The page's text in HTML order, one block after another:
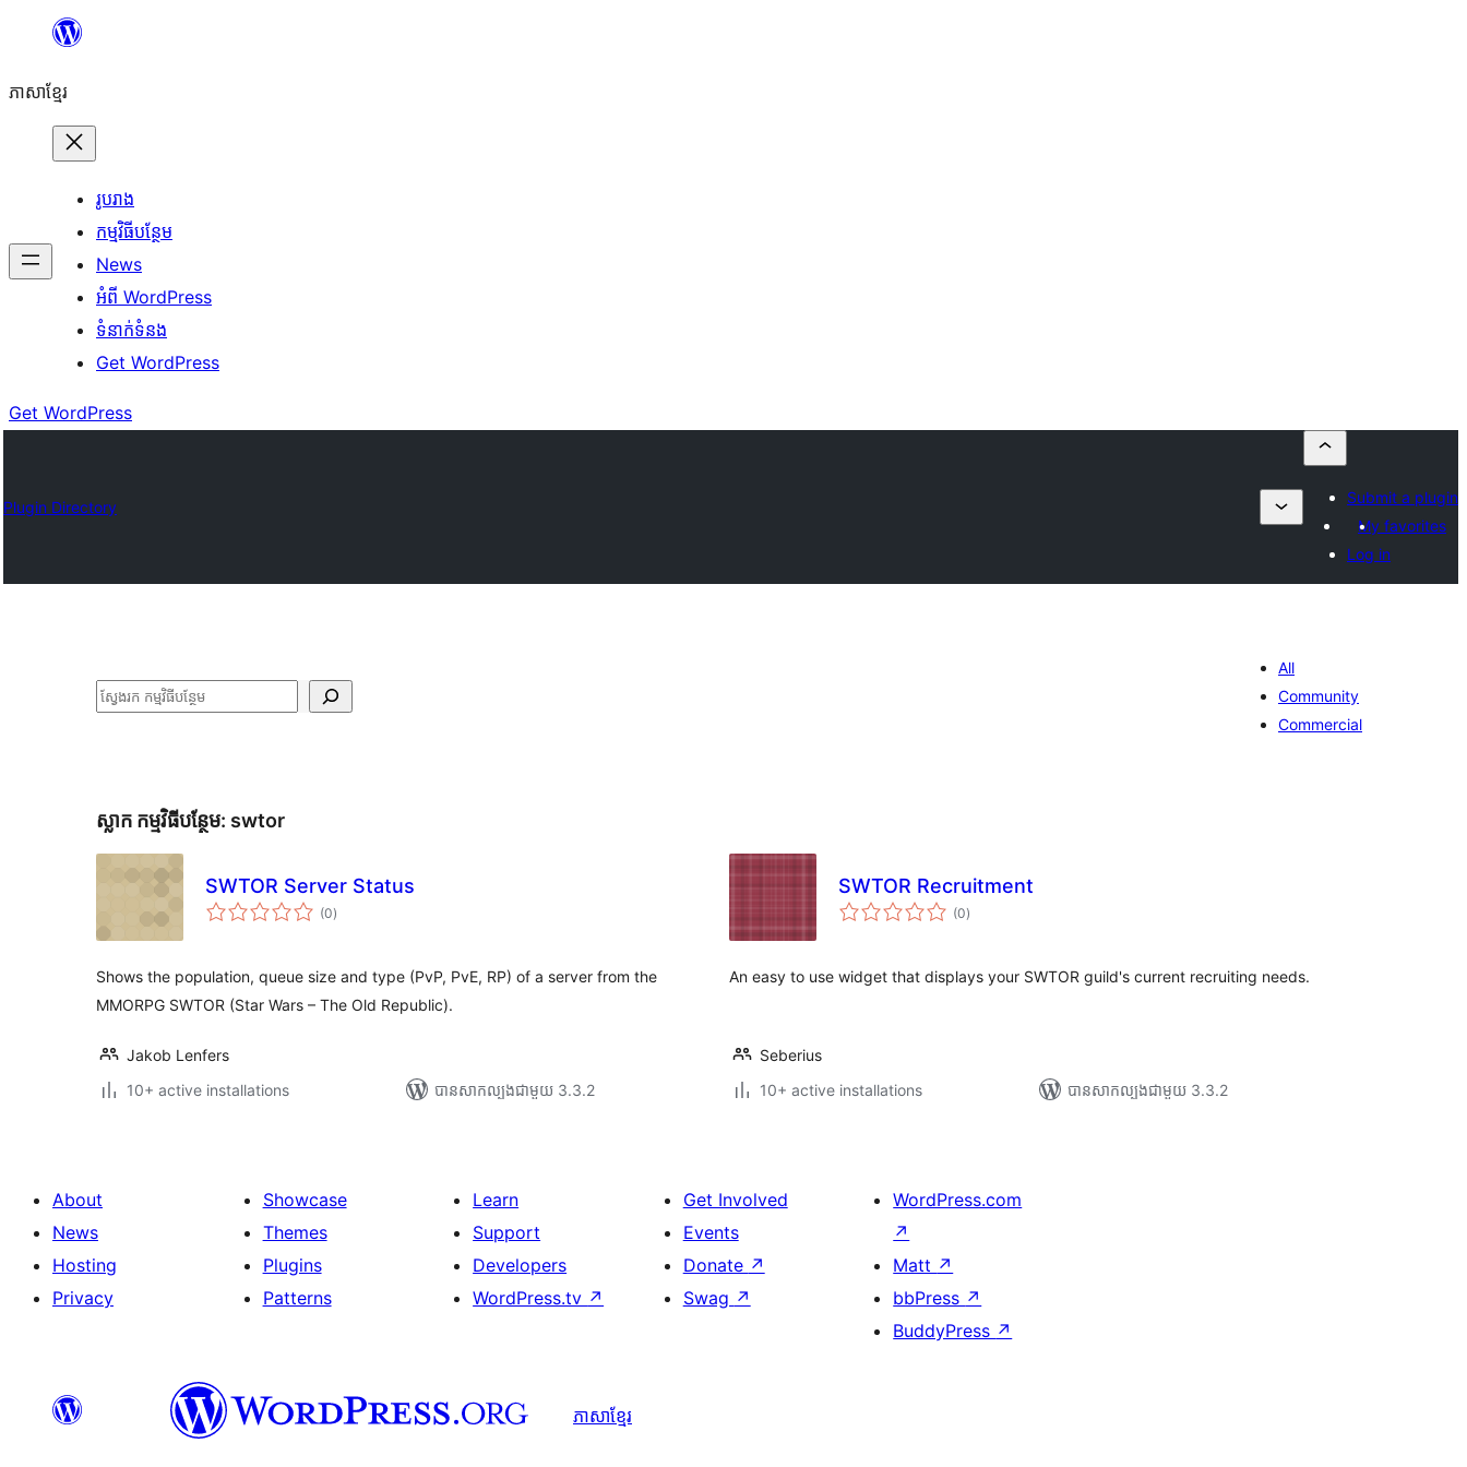
content
ភាសា​ខ្មែរ
រូបរាង
កម្មវិធីបន្ថែម
News
អំពី WordPress
ទំនាក់​ទំនង
Get WordPress
Get WordPress
Plugin Directory
Submit a plugin
My favorites
Log in
ស្វែងរក
All
Community
Commercial
ស្លាក​ កម្មវិធីបន្ថែម: swtor
SWTOR Server Status
(0ការ
វាយ
)
Shows the population, queue size and type (PvP, PvE, RP) of a server from the
MMORPG SWTOR (Star Wars – The Old Republic).
Jakob Lenfers
10+ active installations
បាន​សាកល្បង​ជាមួយ 3.3.2
SWTOR Recruitment
(0ការ
វាយ
)
An easy to use widget that displays your SWTOR guild's current recruiting needs.
Seberius
10+ active installations
បាន​សាកល្បង​ជាមួយ 3.3.2
About
News
Hosting
Privacy
Showcase
Themes
Plugins
Patterns
Learn
Support
Developers
WordPress.tv ↗
Get Involved
Events
Donate ↗
Swag ↗
WordPress.com
↗
Matt ↗
bbPress ↗
BuddyPress ↗
ភាសា​ខ្មែរ